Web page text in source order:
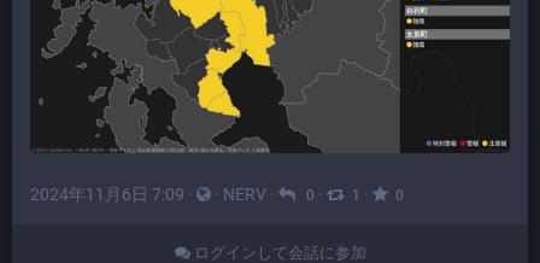
2024年11月6日 7:09 · · NERV · 0 · 1 · 0
ログインして会話に参加